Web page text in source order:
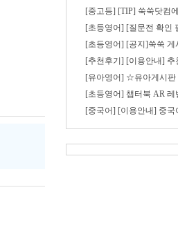
[중고등] [TIP] 쑥쑥닷컴
[초등영어] [질문전 확인
[초등영어] [공지]쑥쑥 게
[추천후기] [이용안내] 추
[유아영어] ☆유아게시판
[초등영어] 챕터북 AR 레
[중국어] [이용안내] 중국